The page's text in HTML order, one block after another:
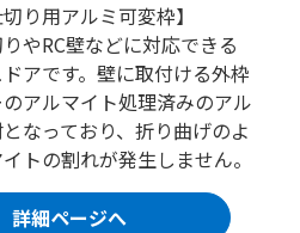
切り用アルミ可変枠】
やRC壁などに対応できる
アです。壁に取付ける外枠
アルマイト処理済みのアル
なっており、折り曲げのよ
トの割れが発生しません。
詳細ページへ